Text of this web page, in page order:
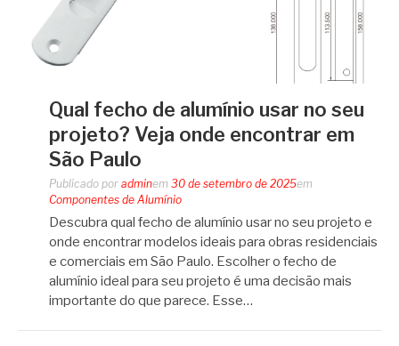
Qual fecho de alumínio usar no seu
projeto? Veja onde encontrar em
São Paulo
Publicado por adminem 30 de setembro de 2025em
Componentes de Alumínio
Descubra qual fecho de alumínio usar no seu projeto e
onde encontrar modelos ideais para obras residenciais
e comerciais em São Paulo. Escolher o fecho de
alumínio ideal para seu projeto é uma decisão mais
importante do que parece. Esse…